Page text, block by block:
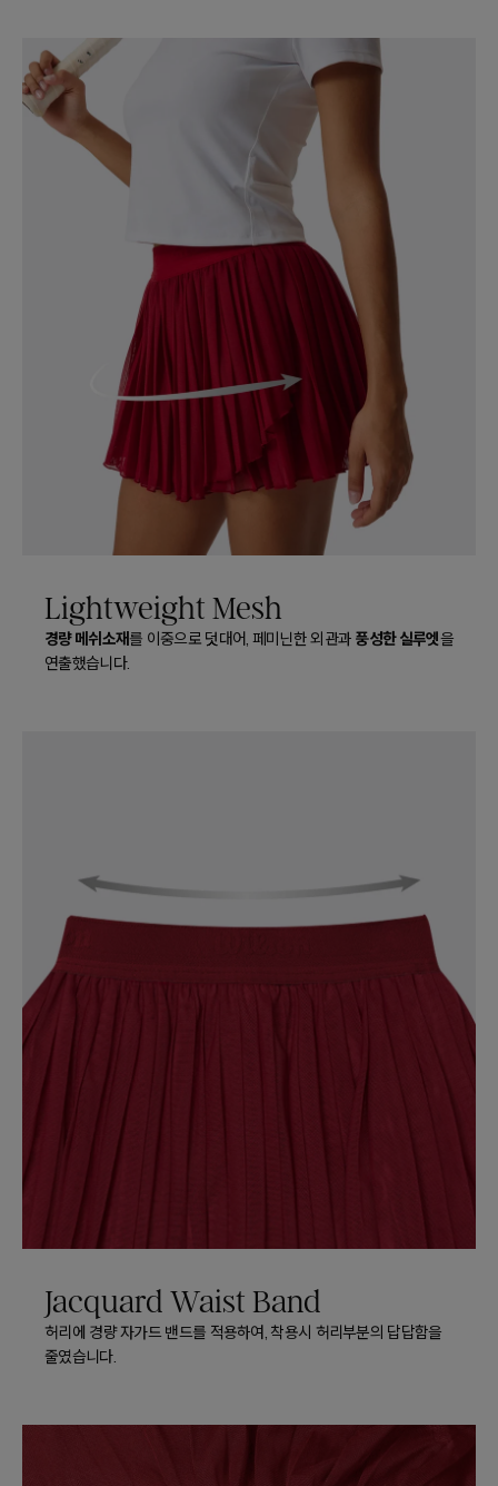
Lightweight Mesh
경량 메쉬소재를 이중으로 덧대어, 페미닌한 외관과 풍성한 실루엣을
연출했습니다.
Jacquard Waist Band
허리에 경량 자가드 밴드를 적용하여, 착용시 허리부분의 답답함을
줄였습니다.